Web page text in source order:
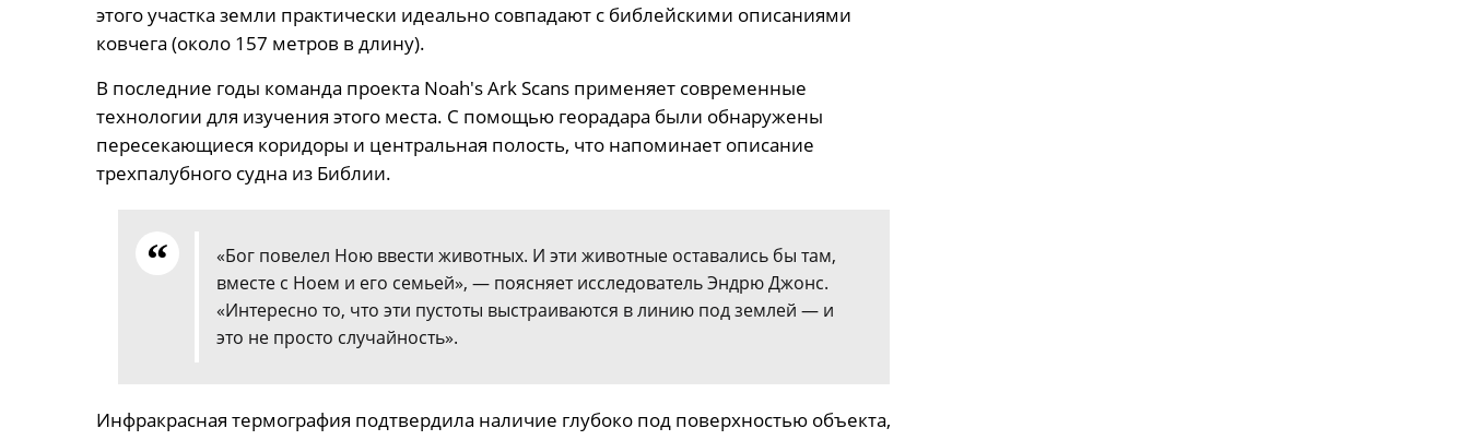
этого участка земли практически идеально совпадают с библейскими описаниями
ковчега (около 157 метров в длину).
В последние годы команда проекта Noah's Ark Scans применяет современные
технологии для изучения этого места. С помощью георадара были обнаружены
пересекающиеся коридоры и центральная полость, что напоминает описание
трехпалубного судна из Библии.
«Бог повелел Ною ввести животных. И эти животные оставались бы там,
вместе с Ноем и его семьей», — поясняет исследователь Эндрю Джонс.
«Интересно то, что эти пустоты выстраиваются в линию под землей — и
это не просто случайность».
Инфракрасная термография подтвердила наличие глубоко под поверхностью объекта,